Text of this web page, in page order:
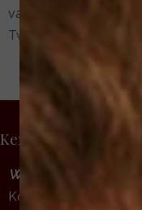
vandaag nog jouw
Twello!
Wat is het?
Kom je voor het